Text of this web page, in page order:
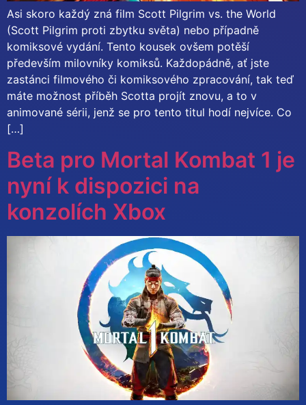
Asi skoro každý zná film Scott Pilgrim vs. the World
(Scott Pilgrim proti zbytku světa) nebo případně
komiksové vydání. Tento kousek ovšem potěší
především milovníky komiksů. Každopádně, ať jste
zastánci filmového či komiksového zpracování, tak teď
máte možnost příběh Scotta projít znovu, a to v
animované sérii, jenž se pro tento titul hodí nejvíce. Co
[…]
Beta pro Mortal Kombat 1 je
nyní k dispozici na
konzolích Xbox